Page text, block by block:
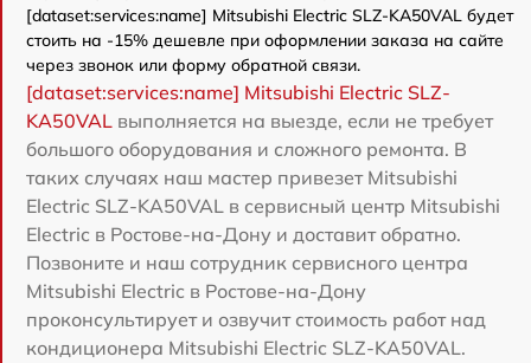
[dataset:services:name] Mitsubishi Electric SLZ-KA50VAL будет
стоить на -15% дешевле при оформлении заказа на сайте
через звонок или форму обратной связи.
[dataset:services:name] Mitsubishi Electric SLZ-
KA50VAL выполняется на выезде, если не требует
большого оборудования и сложного ремонта. В
таких случаях наш мастер привезет Mitsubishi
Electric SLZ-KA50VAL в сервисный центр Mitsubishi
Electric в Ростове-на-Дону и доставит обратно.
Позвоните и наш сотрудник сервисного центра
Mitsubishi Electric в Ростове-на-Дону
проконсультирует и озвучит стоимость работ над
кондиционера Mitsubishi Electric SLZ-KA50VAL.